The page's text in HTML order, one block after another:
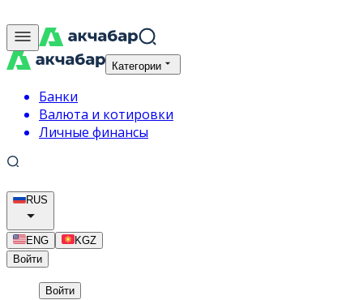
Категории
Банки
Валюта и котировки
Личные финансы
RUS
ENG
KGZ
Войти
Войти